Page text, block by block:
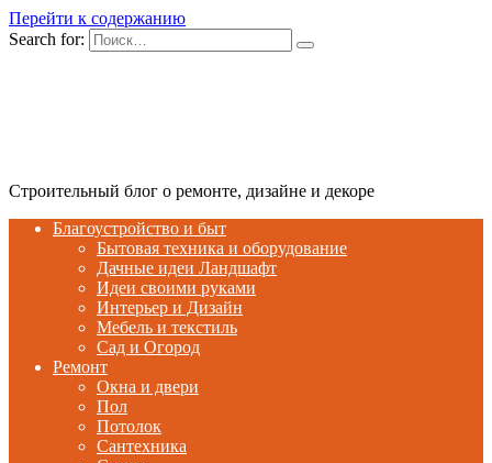
Перейти к содержанию
Search for:
Строительный блог о ремонте, дизайне и декоре
Благоустройство и быт
Бытовая техника и оборудование
Дачные идеи Ландшафт
Идеи своими руками
Интерьер и Дизайн
Мебель и текстиль
Сад и Огород
Ремонт
Окна и двери
Пол
Потолок
Сантехника